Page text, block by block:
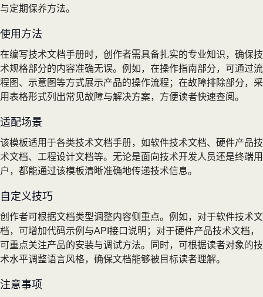
与定期保养方法。
使用方法
在编写技术文档手册时，创作者需具备扎实的专业知识，确保技
术规格部分的内容准确无误。例如，在操作指南部分，可通过流
程图、示意图等方式展示产品的操作流程；在故障排除部分，采
用表格形式列出常见故障与解决方案，方便读者快速查阅。
适配场景
该模板适用于各类技术文档手册，如软件技术文档、硬件产品技
术文档、工程设计文档等。无论是面向技术开发人员还是终端用
户，都能通过该模板清晰准确地传递技术信息。
自定义技巧
创作者可根据文档类型调整内容侧重点。例如，对于软件技术文
档，可增加代码示例与API接口说明；对于硬件产品技术文档，
可重点关注产品的安装与调试方法。同时，可根据读者对象的技
术水平调整语言风格，确保文档能够被目标读者理解。
注意事项